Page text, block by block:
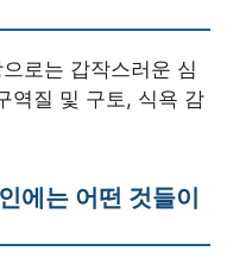
로는 갑작스러운 심
역질 및 구토, 식욕 감
에는 어떤 것들이